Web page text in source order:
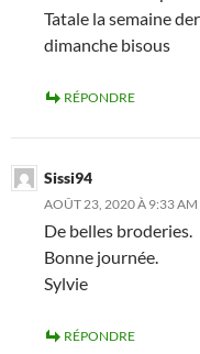
Tatale la semaine
dimanche bisous
RÉPONDRE
Sissi94
AOÛT 23, 2020 À 9:33 AM
De belles broderies.
Bonne journée.
Sylvie
RÉPONDRE